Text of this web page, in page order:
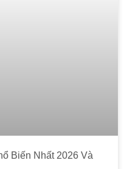
Biến Nhất 2026 Và